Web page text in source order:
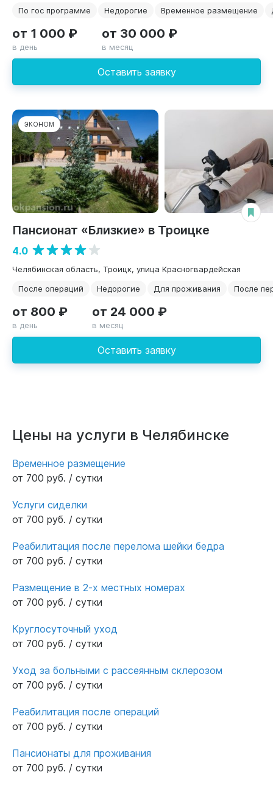
По гос программе Недорогие Временное размещение
Оставить заявку
от 1 000 ₽
в день
от 30 000 ₽
в месяц
ЭКОНОМ
Пансионат «Близкие» в Троицке
4.0
Челябинская область, Троицк, улица Красногвардейская
После операций
Недорогие Для проживания После
Оставить заявку
от 800 ₽
в день
от 24 000 ₽
в месяц
Цены на услуги в Челябинске
Временное размещение
от 700 руб. / сутки
Услуги сиделки
от 700 руб. / сутки
Реабилитация после перелома шейки бедра
от 700 руб. / сутки
Размещение в 2-х местных номерах
от 700 руб. / сутки
Круглосуточный уход
от 700 руб. / сутки
Уход за больными с рассеянным склерозом
от 700 руб. / сутки
Реабилитация после операций
от 700 руб. / сутки
Пансионаты для проживания
от 700 руб. / сутки